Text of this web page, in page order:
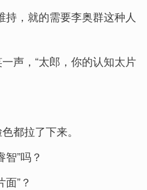
持，就的需要李奥群这种人
声，“太郎，你的认知太片
都拉了下来。
”吗？
”？